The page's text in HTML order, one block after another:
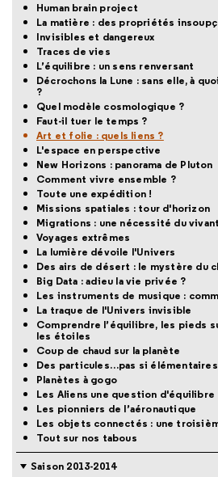
Human brain project
La matière : des propriétés
Invisibles et dangereux
Traces de vies
L’équilibre : un sens renversant
Décrochons la Lune : sans elle, à
?
Quel modèle cosmologique ?
Faut-il tuer le temps ?
Art et folie : quels liens ?
L'espace en perspective
New Horizons : panorama de Pluton
Comment vivre ensemble ?
Toute une expédition !
Missions spatiales : tour d'horizon
Migrations : une nécessité du vivant
Voyages extrêmes
La lumière dévoile l'Univers
Des airs de désert : le mystère du
Big Data : adieu la vie privée ?
Les instruments de musique :
La traque de l'Univers invisible
Comprendre l’équilibre, les pieds
les étoiles
Coup de chaud sur la planète
Des particules…pas si élémentaires
Planètes à gogo
Les Aliens une question d'équilibre
Les pionniers de l’aéronautique
Les objets connectés : une
Tout sur nos tabous
Saison 2013-2014